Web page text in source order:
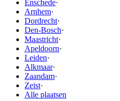
Enschede·
Arnhem·
Dordrecht·
Den-Bosch·
Maastricht·
Apeldoorn·
Leiden·
Alkmaar·
Zaandam·
Zeist·
Alle plaatsen